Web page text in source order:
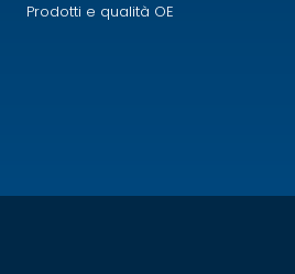
Prodotti e qualità OE